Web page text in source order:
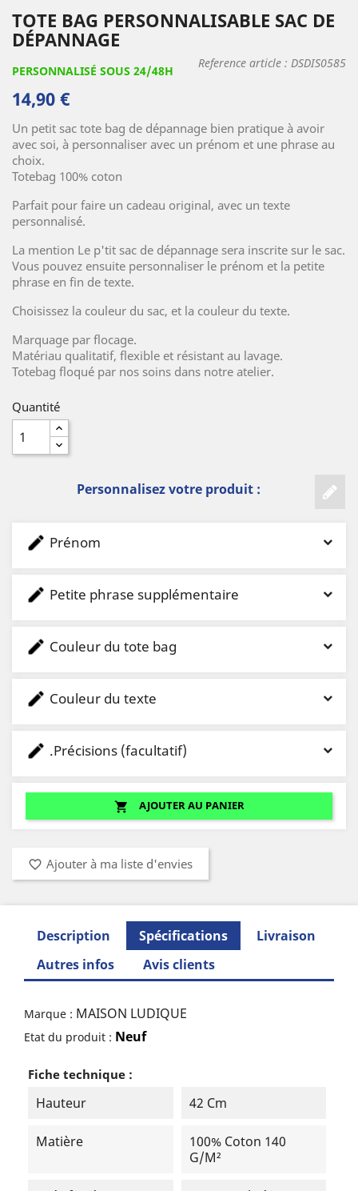
TOTE BAG PERSONNALISABLE SAC DE
DÉPANNAGE
PERSONNALISÉ SOUS 24/48H
Reference article : DSDIS0585
14,90 €
Un petit sac tote bag de dépannage bien pratique à avoir
avec soi, à personnaliser avec un prénom et une phrase au
choix.
Totebag 100% coton
Parfait pour faire un cadeau original, avec un texte
personnalisé.
La mention Le p'tit sac de dépannage sera inscrite sur le sac.
Vous pouvez ensuite personnaliser le prénom et la petite
phrase en fin de texte.
Choisissez la couleur du sac, et la couleur du texte.
Marquage par flocage.
Matériau qualitatif, flexible et résistant au lavage.
Totebag floqué par nos soins dans notre atelier.
Quantité
Personnalisez votre produit :
Prénom
Petite phrase supplémentaire
Couleur du tote bag
Couleur du texte
.Précisions (facultatif)
shopping_cart AJOUTER AU PANIER
favorite_border Ajouter à ma liste d'envies
Description Spécifications
Livraison
Autres infos
Avis clients
Marque : MAISON LUDIQUE
Etat du produit : Neuf
Fiche technique :
Hauteur 42 Cm
Matière
100% Coton 140
G/m²